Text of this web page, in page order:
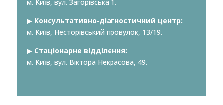
м. Київ, вул. Загорівська 1.
▶︎ Консультативно-діагностичний центр:
м. Київ, Несторівський провулок, 13/19.
▶︎ Стаціонарне відділення:
м. Київ, вул. Віктора Некрасова, 49.